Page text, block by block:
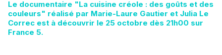
Le documentaire "La cuisine créole : des goûts et des
couleurs" réalisé par Marie-Laure Gautier et Julia Le
Correc est à découvrir le 25 octobre dès 21h00 sur
France 5.